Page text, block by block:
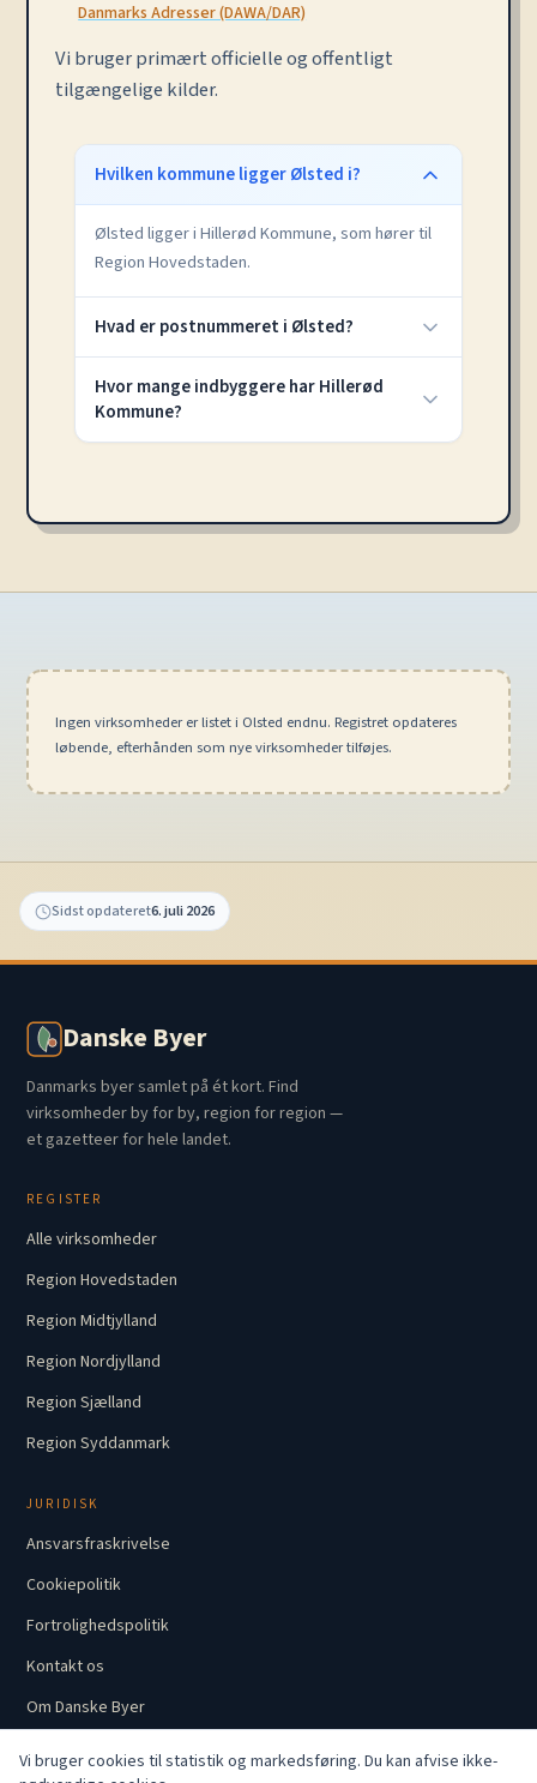
Vi bruger cookies til statistik og markedsføring. Du kan afvise ikke-
Danmarks Adresser (DAWA/DAR)
Vi bruger primært officielle og offentligt
tilgængelige kilder.
Hvilken kommune ligger Ølsted i?
Ølsted ligger i Hillerød Kommune, som hører til
Region Hovedstaden.
Hvad er postnummeret i Ølsted?
Hvor mange indbyggere har Hillerød
Kommune?
Ingen virksomheder er listet i Olsted endnu. Registret opdateres
løbende, efterhånden som nye virksomheder tilføjes.
Sidst opdateret6. juli 2026
Danske Byer
Danmarks byer samlet på ét kort. Find
virksomheder by for by, region for region —
et gazetteer for hele landet.
REGISTER
Alle virksomheder
Region Hovedstaden
Region Midtjylland
Region Nordjylland
Region Sjælland
Region Syddanmark
JURIDISK
Ansvarsfraskrivelse
Cookiepolitik
Fortrolighedspolitik
Kontakt os
Om Danske Byer